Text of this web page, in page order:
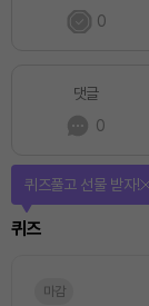
0
댓글
0
퀴즈
퀴즈풀고 선물 받자!
마감